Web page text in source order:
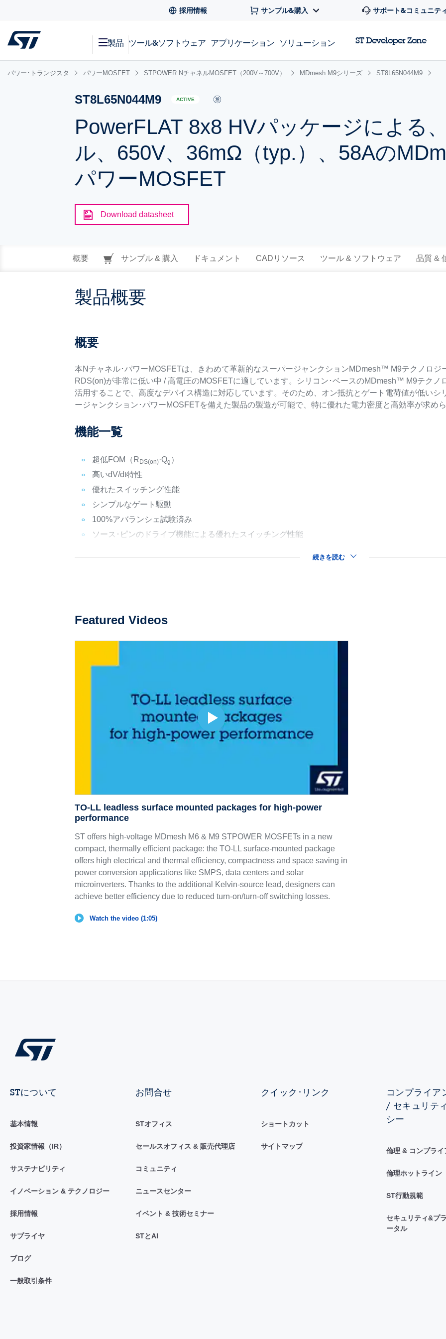
採用情報 サンプル&購入 サポート&コミュニテ
製品 ツール&ソフトウェア アプリケーション ソリューション ST Developer Zone
パワー･トランジスタ パワーMOSFET STPOWER NチャネルMOSFET（200V～700V） MDmesh M9シリーズ ST8L65N044M9
ST8L65N044M9 ACTIVE
PowerFLAT 8x8 HVパッケージによる
ル、650V、36mΩ（typ.）、58Aの
パワーMOSFET
Download datasheet
概要 サンプル & 購入 ドキュメント CADリソース ツール & ソフトウェア 品質 &
製品概要
概要
本Nチャネル･パワーMOSFETは、きわめて革新的なスーパージャンクションMDmesh™ M9テクノロジ
RDS(on)が非常に低い中 / 高電圧のMOSFETに適しています。シリコン･ベースのMDmesh™ M9テクノ
活用することで、高度なデバイス構造に対応しています。そのため、オン抵抗とゲート電荷値が低いシ
ージャンクション･パワーMOSFETを備えた製品の製造が可能で、特に優れた電力密度と高効率が求め
機能一覧
超低FOM（R DS(on)·Qg ）
高いdV/dt特性
優れたスイッチング性能
シンプルなゲート駆動
100%アバランシェ試験済み
ソース･ピンのドライブ機能による優れたスイッチング性能
続きを読む
Featured Videos
TO-LL leadless surface mounted packages for high-power
performance
ST offers high-voltage MDmesh M6 & M9 STPOWER MOSFETs in a new
compact, thermally efficient package: the TO-LL surface-mounted package
offers high electrical and thermal efficiency, compactness and space saving in
power conversion applications like SMPS, data centers and solar
microinverters. Thanks to the additional Kelvin-source lead, designers can
achieve better efficiency due to reduced turn-on/turn-off switching losses.
Watch the video (1:05)
STについて
基本情報
投資家情報（IR）
サステナビリティ
イノベーション & テクノロジー
採用情報
サプライヤ
ブログ
一般取引条件
お問合せ
STオフィス
セールスオフィス & 販売代理店
コミュニティ
ニュースセンター
イベント & 技術セミナー
STとAI
クイック･リンク
ショートカット
サイトマップ
コンプライア
/ セキュリテ
シー
倫理 & コンプライ
倫理ホットライン
ST行動規範
セキュリティ&プ
ータル